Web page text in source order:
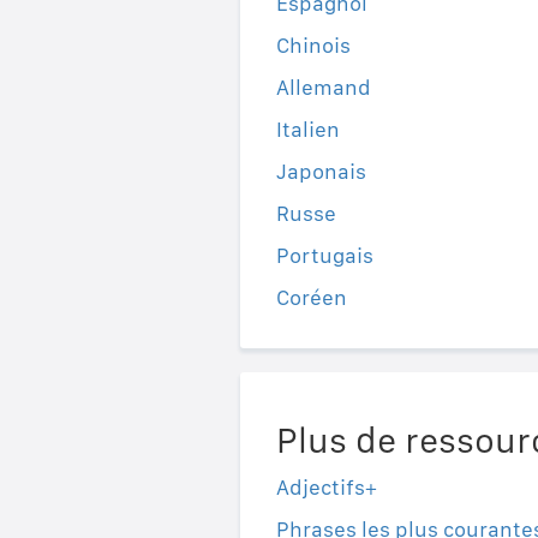
Chinois
Allemand
Italien
Japonais
Russe
Portugais
Coréen
Plus de
Adjectifs+
Phrases les plus